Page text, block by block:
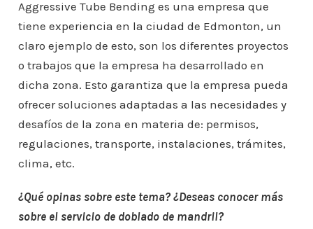
Aggressive Tube Bending es una empresa que
tiene experiencia en la ciudad de Edmonton, un
claro ejemplo de esto, son los diferentes proyectos
o trabajos que la empresa ha desarrollado en
dicha zona. Esto garantiza que la empresa pueda
ofrecer soluciones adaptadas a las necesidades y
desafíos de la zona en materia de: permisos,
regulaciones, transporte, instalaciones, trámites,
clima, etc.
¿Qué opinas sobre este tema? ¿Deseas conocer más
sobre el servicio de doblado de mandril?